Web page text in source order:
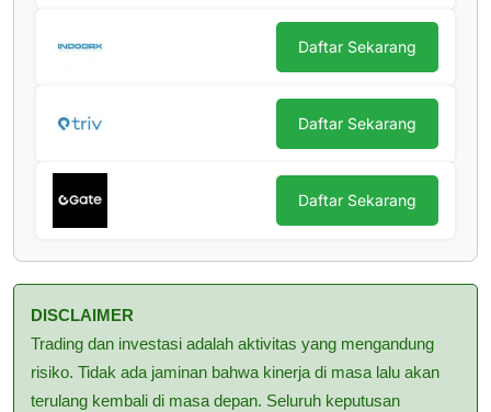
Daftar Sekarang
Daftar Sekarang
Daftar Sekarang
DISCLAIMER
Trading dan investasi adalah aktivitas yang mengandung
risiko. Tidak ada jaminan bahwa kinerja di masa lalu akan
terulang kembali di masa depan. Seluruh keputusan